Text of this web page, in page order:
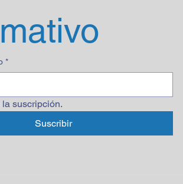
*
suscripción.
Suscribir